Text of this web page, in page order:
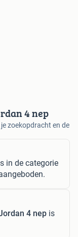
4 nep
zoekopdracht en de
in de categorie
4 nep is